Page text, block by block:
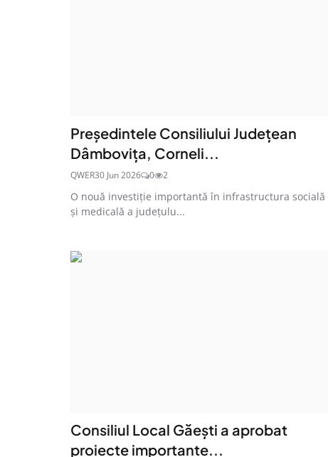
Președintele Consiliului Județean
Dâmbovița, Corneli...
QWER30 Jun 2026 0 2
O nouă investiție importantă în infrastructura socială
și medicală a județulu...
Consiliul Local Găești a aprobat
proiecte importante...